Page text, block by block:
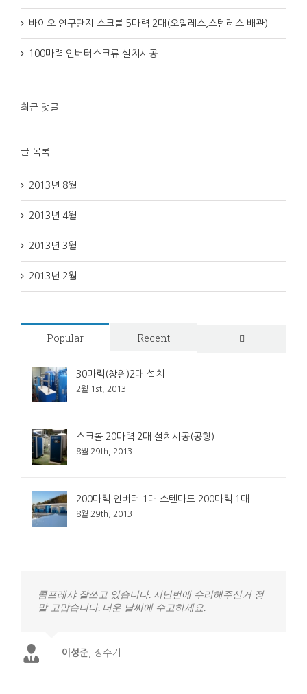
바이오 연구단지 스크롤 5마력 2대(오일레스,스텐레스 배관)
100마력 인버터스크류 설치시공
최근 댓글
글 목록
2013년 8월
2013년 4월
2013년 3월
2013년 2월
Popular Recent
30마력(창원)2대 설치
2월 1st, 2013
스크롤 20마력 2대 설치시공(공항)
8월 29th, 2013
200마력 인버터 1대 스텐다드 200마력 1대
8월 29th, 2013
콤프레샤 잘쓰고 있습니다. 지난번에 수리해주신거 정
말 고맙습니다. 더운 날씨에 수고하세요.
이성준 정수기